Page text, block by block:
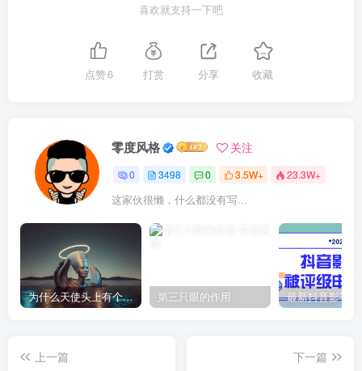
喜欢就支持一下吧
点赞6 打赏 分享 收藏
零度风格 关注
0 3498 0 3.5W+ 23.3W+
这家伙很懒，什么都没有写...
为什么天使头上有个圈？ 第三只眼的作用
上一篇
下一篇